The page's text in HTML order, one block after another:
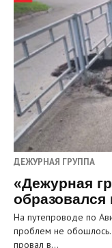
ДЕЖУРНАЯ ГРУППА
«Дежурная
образовался
На путепроводе по
проблем не
провал в…